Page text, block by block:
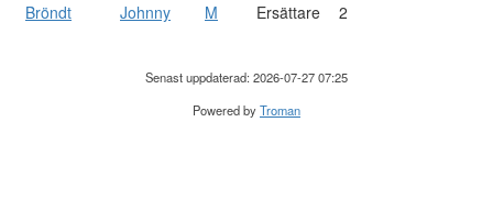
Bröndt
Johnny M Ersättare 2
Senast uppdaterad: 2026-07-27 07:25
Powered byTroman